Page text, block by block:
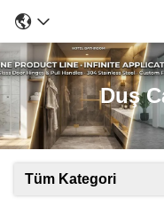
Duş
Tüm Kategori